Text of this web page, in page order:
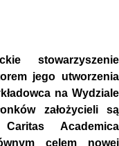
stowarzyszenie
jego utworzenia
na Wydziale
założycieli są
Caritas Academica
celem nowej